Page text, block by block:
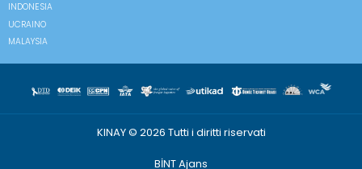
INDONESIA
UCRAINO
MALAYSIA
KINAY © 2026 Tutti i diritti riservati
BİNT Ajans